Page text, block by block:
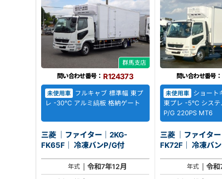
群馬支店
問い合わせ番号： R124373
未使用車
フルキャブ 標準幅 東プ
レ -30℃ アルミ縞板 格納ゲート
三菱 ｜ファイター｜2KG-
FK65F｜ 冷凍バンP/G付
年式 令和7年12月
問い合わせ番号：
未使用車 ショート
東プレ -5℃ システ
P/G 220PS MT6
三菱 ｜ファイタ
FK72F｜ 冷
年式 令和